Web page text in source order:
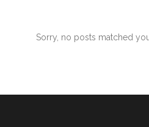
Sorry, no posts matched